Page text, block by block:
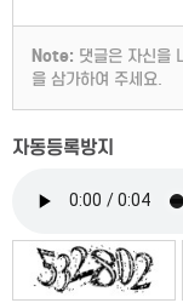
Note: 댓글은 자신을
을 삼가하여 주세요.
자동등록방지